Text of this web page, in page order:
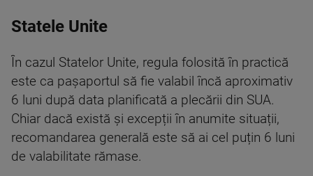
Statele Unite
În cazul Statelor Unite, regula folosită în practică
este ca pașaportul să fie valabil încă aproximativ
6 luni după data planificată a plecării din SUA.
Chiar dacă există și excepții în anumite situații,
recomandarea generală este să ai cel puțin 6 luni
de valabilitate rămase.